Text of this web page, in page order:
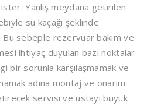
Yanlış meydana getirilen
su kaçağı şeklinde
sebeple rezervuar bakım ve
ihtiyaç duyulan bazı noktalar
bir sorunla karşılaşmamak ve
adına montaj ve onarım
servisi ve ustayı büyük